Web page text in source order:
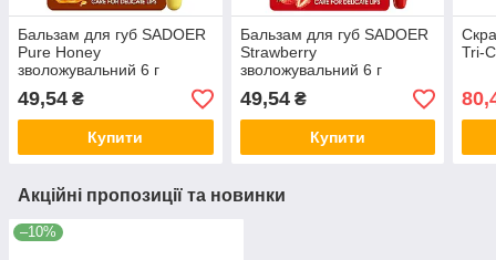
Бальзам для губ SADOER
Pure Honey
зволожувальний 6 г
49,54 ₴
Купити
Бальзам для губ SADOER
Strawberry
зволожувальний 6 г
49,54₴
Купити
Tri-
Акційні пропозиції та новинки
–10%